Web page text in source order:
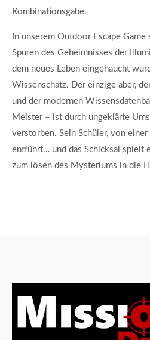
Kombinationsgabe.
In unserem Outdoor Escape
Spuren des Geheimnisses der
dem neues Leben eingehaucht
Wissenschatz. Der einzige aber,
und der modernen
Meister – ist durch ungeklärte
verstorben. Sein Schüler, von
entführt… und das Schicksal spielt
zum lösen des Mysteriums in die